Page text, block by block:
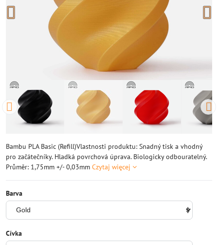
Bambu PLA Basic (Refill)Vlastnosti produktu: Snadný tisk a vhodný
pro začátečníky. Hladká povrchová úprava. Biologicky odbouratelný.
Průměr: 1,75mm +/- 0,03mm Czytaj więcej
Barva
Cívka